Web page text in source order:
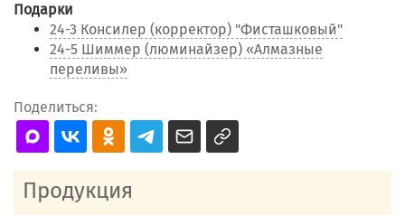
Подарки
24-3 Консилер (корректор) "Фисташковый"
24-5 Шиммер (люминайзер) «Алмазные
переливы»
Поделиться:
Продукция